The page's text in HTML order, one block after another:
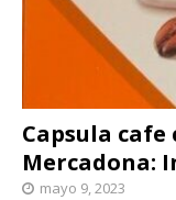
Capsula cafe
Mercadona:
mayo 9, 2023